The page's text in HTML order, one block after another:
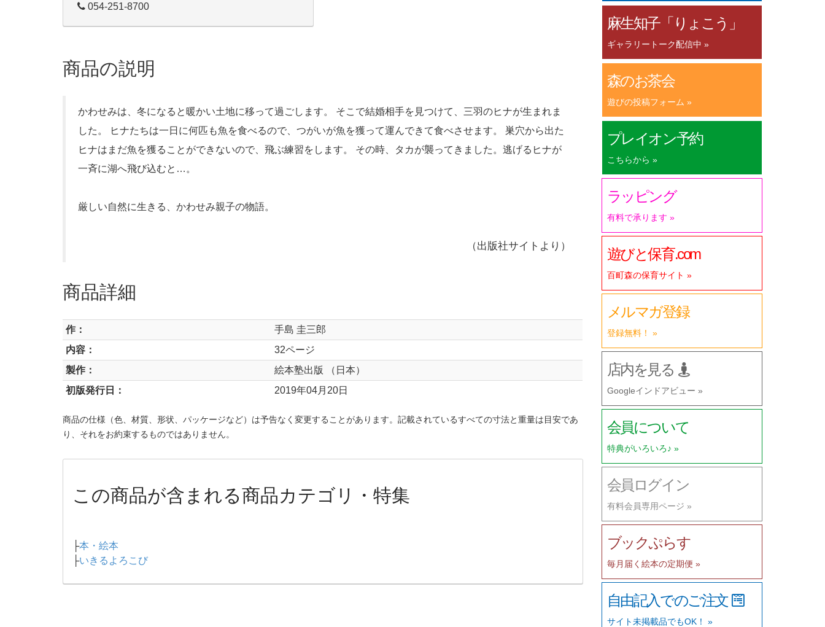
054-251-8700
商品の説明
かわせみは、冬になると暖かい土地に移って過ごします。 そこで結婚相手を見つけて、三羽のヒナが生まれま
した。 ヒナたちは一日に何匹も魚を食べるので、つがいが魚を獲って運んできて食べさせます。 巣穴から出た
ヒナはまだ魚を獲ることができないので、飛ぶ練習をします。 その時、タカが襲ってきました。逃げるヒナが
一斉に湖へ飛び込むと…。
厳しい自然に生きる、かわせみ親子の物語。
（出版社サイトより）
商品詳細
作：
手島 圭三郎
内容：
32ページ
製作：
絵本塾出版 （日本）
初版発行日：
2019年04月20日
商品の仕様（色、材質、形状、パッケージなど）は予告なく変更することがあります。記載されているすべての寸法と重量は目安であ
り、それをお約束するものではありません。
この商品が含まれる商品カテゴリ・特集
├本・絵本
├いきるよろこび
麻生知子「りょこう」
ギャラリートーク配信中 »
森のお茶会
遊びの投稿フォーム »
プレイオン予約
こちらから »
ラッピング
有料で承ります »
遊びと保育.com
百町森の保育サイト »
メルマガ登録
登録無料！ »
店内を見る
Googleインドアビュー »
会員について
特典がいろいろ♪ »
会員ログイン
有料会員専用ページ »
ブックぷらす
毎月届く絵本の定期便 »
自由記入でのご注文
サイト未掲載品でもOK！ »